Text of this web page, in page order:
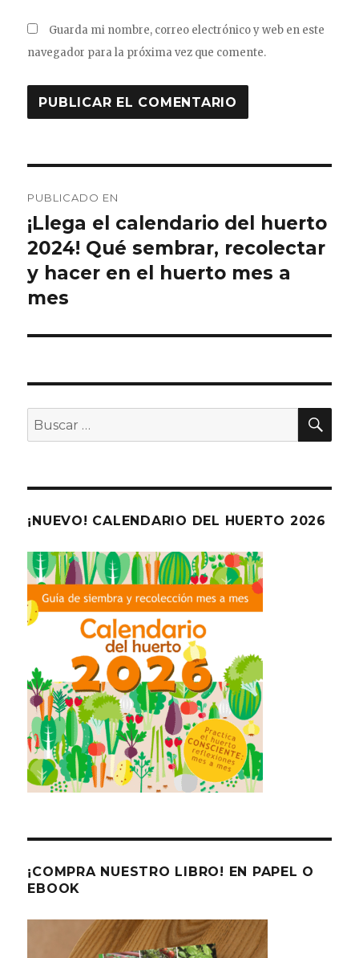
Guarda mi nombre, correo electrónico y web en este
navegador para la próxima vez que comente.
de
entradas
PUBLICADO EN
¡Llega el calendario del huerto
2024! Qué sembrar, recolectar
y hacer en el huerto mes a
mes
Buscar
por:
¡NUEVO! CALENDARIO DEL HUERTO 2026
¡COMPRA NUESTRO LIBRO! EN PAPEL O
EBOOK